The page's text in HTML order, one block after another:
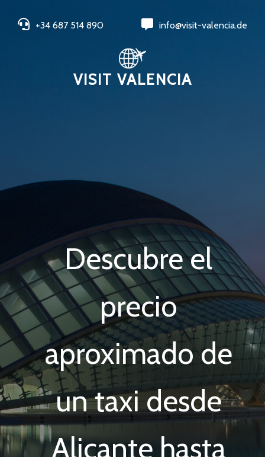
+34 687 514 890 info@visit-valencia.de
VISIT VALENCIA
Descubre el
precio
aproximado de
un taxi desde
Alicante hasta